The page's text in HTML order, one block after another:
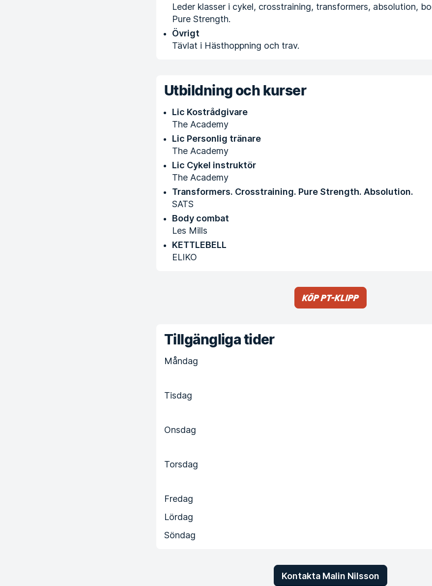
Leder klasser i cykel, crosstraining, transformers, absolution,
Pure Strength.
Övrigt
Tävlat i Hästhoppning och trav.
Utbildning och kurser
Lic Kostrådgivare
The Academy
Lic Personlig tränare
The Academy
Lic Cykel instruktör
The Academy
Transformers. Crosstraining. Pure Strength. Absolution.
SATS
Body combat
Les Mills
KETTLEBELL
ELIKO
Köp PT-klipp
Tillgängliga tider
Måndag
Tisdag
Onsdag
Torsdag
Fredag
Lördag
Söndag
Kontakta Malin Nilsson